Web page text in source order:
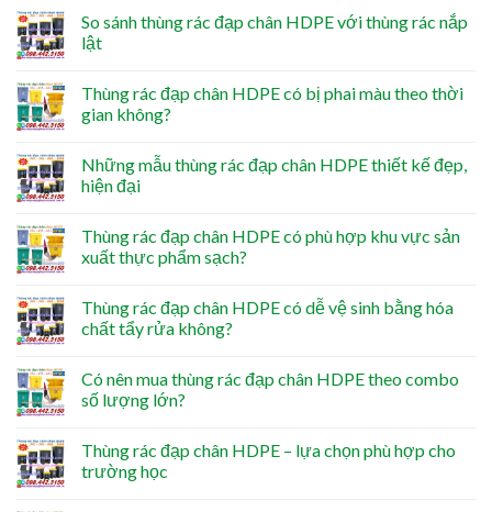
So sánh thùng rác đạp chân HDPE với thùng rác nắp
lật
Thùng rác đạp chân HDPE có bị phai màu theo thời
gian không?
Những mẫu thùng rác đạp chân HDPE thiết kế đẹp,
hiện đại
Thùng rác đạp chân HDPE có phù hợp khu vực sản
xuất thực phẩm sạch?
Thùng rác đạp chân HDPE có dễ vệ sinh bằng hóa
chất tẩy rửa không?
Có nên mua thùng rác đạp chân HDPE theo combo
số lượng lớn?
Thùng rác đạp chân HDPE – lựa chọn phù hợp cho
trường học